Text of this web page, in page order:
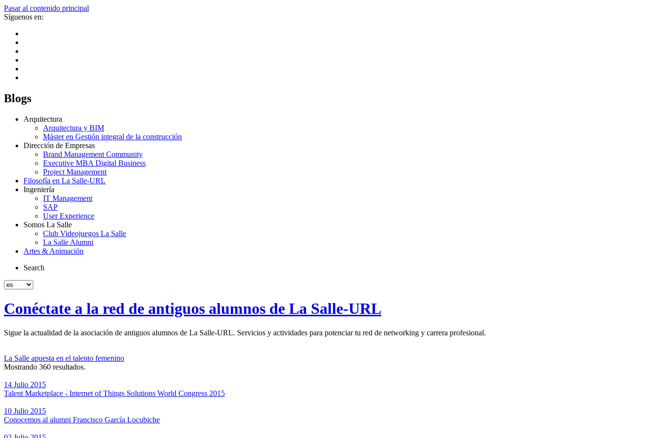
Pasar al contenido principal
Síguenos en:
Blogs
Arquitectura
Arquitectura y BIM
Máster en Gestión integral de la construcción
Dirección de Empresas
Brand Management Community
Executive MBA Digital Business
Project Management
Filosofía en La Salle-URL
Ingeniería
IT Management
SAP
User Experience
Somos La Salle
Club Videojuegos La Salle
La Salle Alumni
Artes & Animación
Search
Conéctate a la red de antiguos alumnos de La Salle-URL
Sigue la actualidad de la asociación de antiguos alumnos de La Salle-URL. Servicios y actividades para potenciar tu red de networking y carrera profesional.
La Salle apuesta en el talento femenino
Mostrando 360 resultados.
14 Julio 2015
Talent Marketplace - Internet of Things Solutions World Congress 2015
10 Julio 2015
Conocemos al alumni Francisco García Locubiche